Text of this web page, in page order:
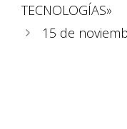
TECNOLOGÍAS»
15 de